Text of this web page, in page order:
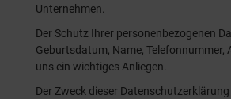
Unternehmen.
Der Schutz Ihrer personenbezogenen
Geburtsdatum, Name, Telefonnummer,
uns ein wichtiges Anliegen.
Der Zweck dieser